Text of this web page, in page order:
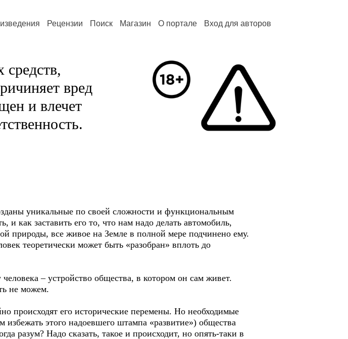
Рецензии Поиск Магазин О портале Вход для авторов
средств,
вред
и влечет
уникальные по своей сложности и функциональным
и как заставить его то, что нам надо делать автомобиль,
природы, все живое на Земле в полной мере подчинено ему.
теоретически может быть «разобран» вплоть до
– устройство общества, в котором он сам живет.
не можем.
происходят его исторические перемены. Но необходимые
этого надоевшего штампа «развитие») общества
разум? Надо сказать, такое и происходит, но опять-таки в